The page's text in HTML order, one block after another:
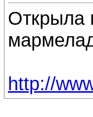
Открыла
http://